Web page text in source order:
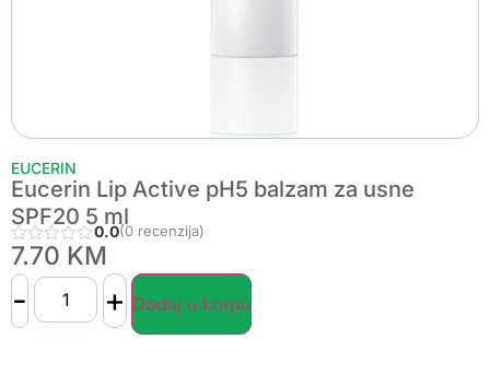
EUCERIN
Eucerin Lip Active pH5 balzam za usne
SPF20 5 ml
0.0(0 recenzija)
7.70 KM
- + Dodaj u korpu